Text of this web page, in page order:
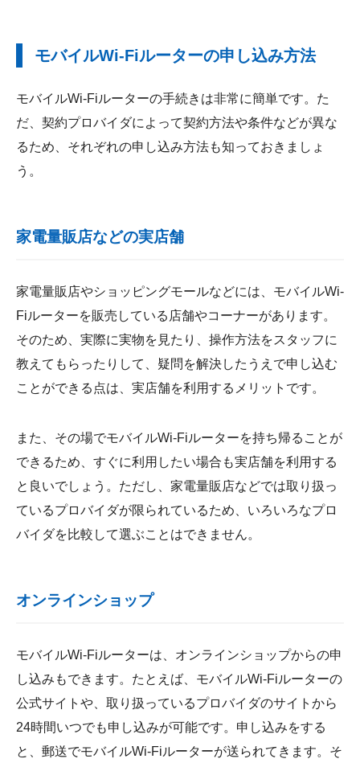
モバイルWi-Fiルーターの申し込み方法
モバイルWi-Fiルーターの手続きは非常に簡単です。た
だ、契約プロバイダによって契約方法や条件などが異な
るため、それぞれの申し込み方法も知っておきましょ
う。
家電量販店などの実店舗
家電量販店やショッピングモールなどには、モバイルWi-
Fiルーターを販売している店舗やコーナーがあります。
そのため、実際に実物を見たり、操作方法をスタッフに
教えてもらったりして、疑問を解決したうえで申し込む
ことができる点は、実店舗を利用するメリットです。
また、その場でモバイルWi-Fiルーターを持ち帰ることが
できるため、すぐに利用したい場合も実店舗を利用する
と良いでしょう。ただし、家電量販店などでは取り扱っ
ているプロバイダが限られているため、いろいろなプロ
バイダを比較して選ぶことはできません。
オンラインショップ
モバイルWi-Fiルーターは、オンラインショップからの申
し込みもできます。たとえば、モバイルWi-Fiルーターの
公式サイトや、取り扱っているプロバイダのサイトから
24時間いつでも申し込みが可能です。申し込みをする
と、郵送でモバイルWi-Fiルーターが送られてきます。そ